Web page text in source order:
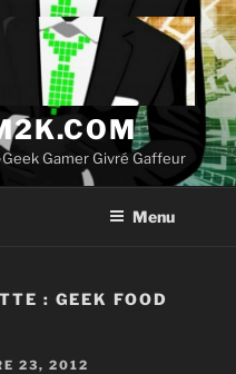
Gamer Givré Gaffeur
Menu
: GEEK FOOD
23, 2012